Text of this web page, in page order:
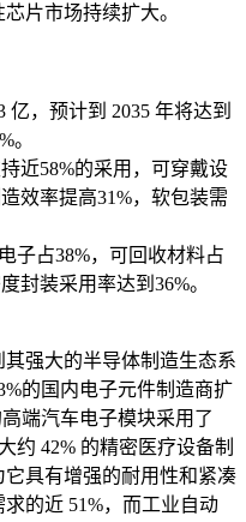
片市场持续扩大。
亿，预计到 2035 年将达到
。
近58%的采用，可穿戴设
效率提高31%，软包装需
子占38%，可回收材料占
封装采用率达到36%。
强大的半导体制造生态系
的国内电子元件制造商扩
端汽车电子模块采用了
约 42% 的精密医疗设备制
具有增强的耐用性和紧凑
的近 51%，而工业自动